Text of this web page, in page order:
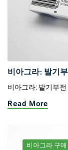
비아그라: 발기
비아그라: 발기부
Read More
비아그라 구매